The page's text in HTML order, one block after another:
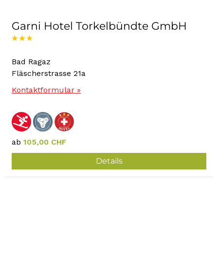
Garni Hotel Torkelbündte GmbH
Bad Ragaz
Fläscherstrasse 21a
Kontaktformular »
ab 105,00 CHF
Details